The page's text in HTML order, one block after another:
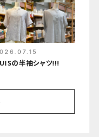
の半袖シャツ!!!